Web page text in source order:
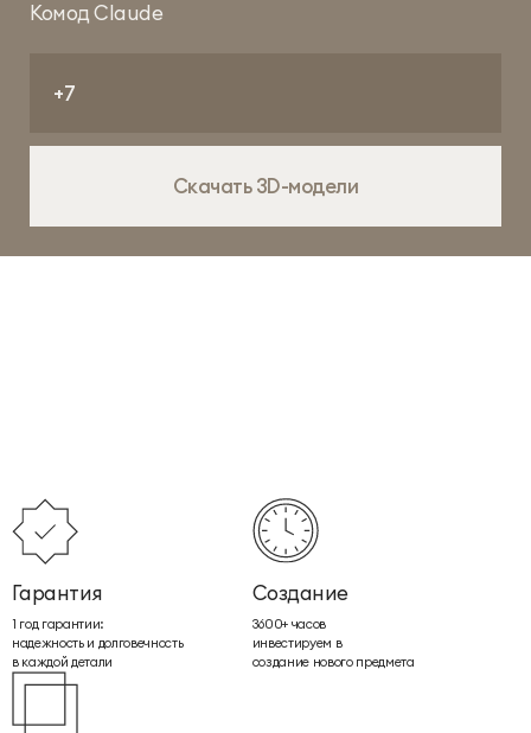
Комод Claude
Скачать 3D-модели
Гарантия
1 год гарантии:
надежность и долговечность
в каждой детали
Создание
3600+ часов
инвестируем в
создание нового предмета